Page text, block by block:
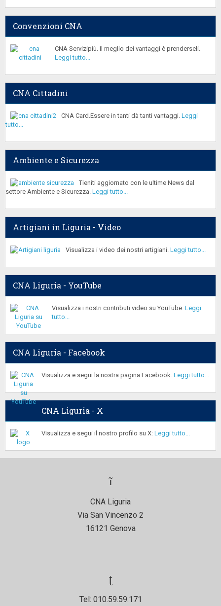
Convenzioni CNA
CNA Servizipiù. Il meglio dei vantaggi è prenderseli.
Leggi tutto...
CNA Cittadini
CNA Card.Essere in tanti dà tanti vantaggi. Leggi
tutto...
Ambiente e Sicurezza
Tieniti aggiornato con le ultime News dal
settore Ambiente e Sicurezza. Leggi tutto...
Artigiani in Liguria - Video
Visualizza i video dei nostri artigiani. Leggi tutto...
CNA Liguria - YouTube
Visualizza i nostri contributi video su YouTube. Leggi
tutto...
CNA Liguria - Facebook
Visualizza e segui la nostra pagina Facebook: Leggi tutto...
CNA Liguria - X
Visualizza e segui il nostro profilo su X: Leggi tutto...
CNA Liguria
Via San Vincenzo 2
16121 Genova
Tel: 010.59.59.171